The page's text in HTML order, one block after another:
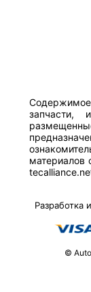
запчасти,
материалов
Разработка
©